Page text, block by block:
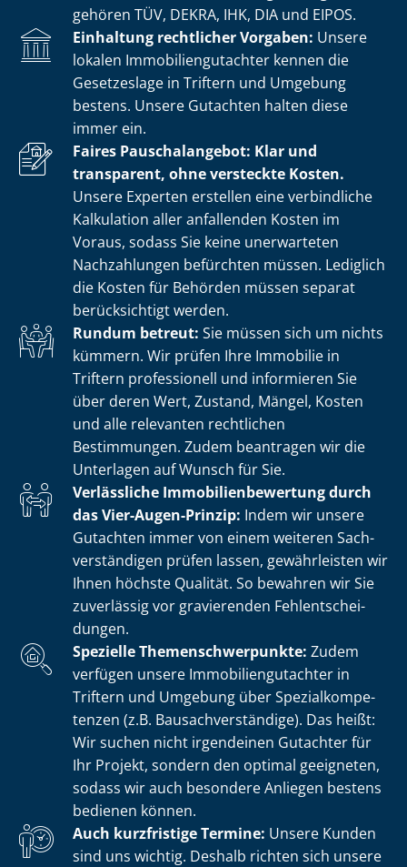
gehören TÜV, DEKRA, IHK, DIA und EIPOS.
Einhaltung rechtlicher Vorgaben: Unsere
lokalen Im­mo­bi­li­en­gut­ach­ter kennen die
Gesetzeslage in Triftern und Umgebung
bestens. Unsere Gutachten halten diese
immer ein.
Faires Pauschalangebot: Klar und
transparent, ohne versteckte Kosten.
Unsere Experten erstellen eine verbindliche
Kalkulation aller anfallenden Kosten im
Voraus, sodass Sie keine unerwarteten
Nachzahlungen befürchten müssen. Lediglich
die Kosten für Behörden müssen separat
berücksichtigt werden.
Rundum betreut: Sie müssen sich um nichts
kümmern. Wir prüfen Ihre Immobilie in
Triftern professionell und informieren Sie
über deren Wert, Zustand, Mängel, Kosten
und alle relevanten rechtlichen
Bestimmungen. Zudem beantragen wir die
Unterlagen auf Wunsch für Sie.
Verlässliche Im­mo­bi­li­en­be­wer­tung durch
das Vier-Augen-Prinzip: Indem wir unsere
Gutachten immer von einem weiteren Sach­
ver­stän­di­gen prüfen lassen, gewährleisten wir
Ihnen höchste Qualität. So bewahren wir Sie
zuverlässig vor gravierenden Fehl­ent­schei­
dun­gen.
Spezielle The­men­schwer­punk­te: Zudem
verfügen unsere Im­mo­bi­li­en­gut­ach­ter in
Triftern und Umgebung über Spe­zi­al­kom­pe­
ten­zen (z.B. Bau­sach­ver­stän­di­ge). Das heißt:
Wir suchen nicht irgendeinen Gutachter für
Ihr Projekt, sondern den optimal geeigneten,
sodass wir auch besondere Anliegen bestens
bedienen können.
Auch kurzfristige Termine: Unsere Kunden
sind uns wichtig. Deshalb richten sich unsere